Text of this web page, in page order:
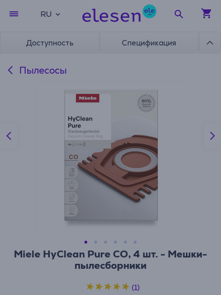
RU
Доступность Спецификация
Пылесосы
Miele HyClean Pure CO, 4 шт. - Мешки-
пылесборники
(1)